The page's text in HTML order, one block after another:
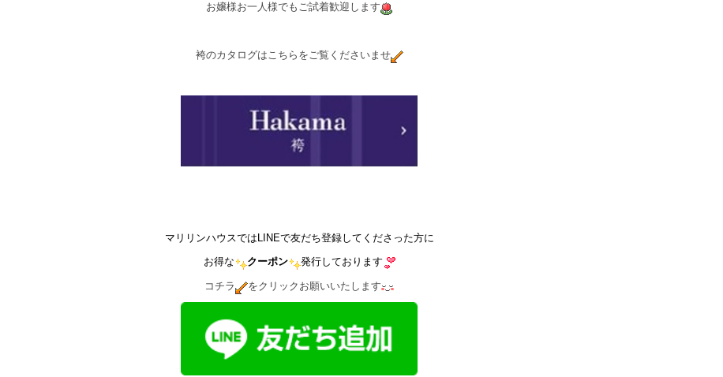
お嬢様お一人様でもご試着歓迎します
袴のカタログはこちらをご覧くださいませ
マリリンハウスではLINEで友だち登録してくださった方に
お得な クーポン 発行しております
コチラ をクリックお願いいたします